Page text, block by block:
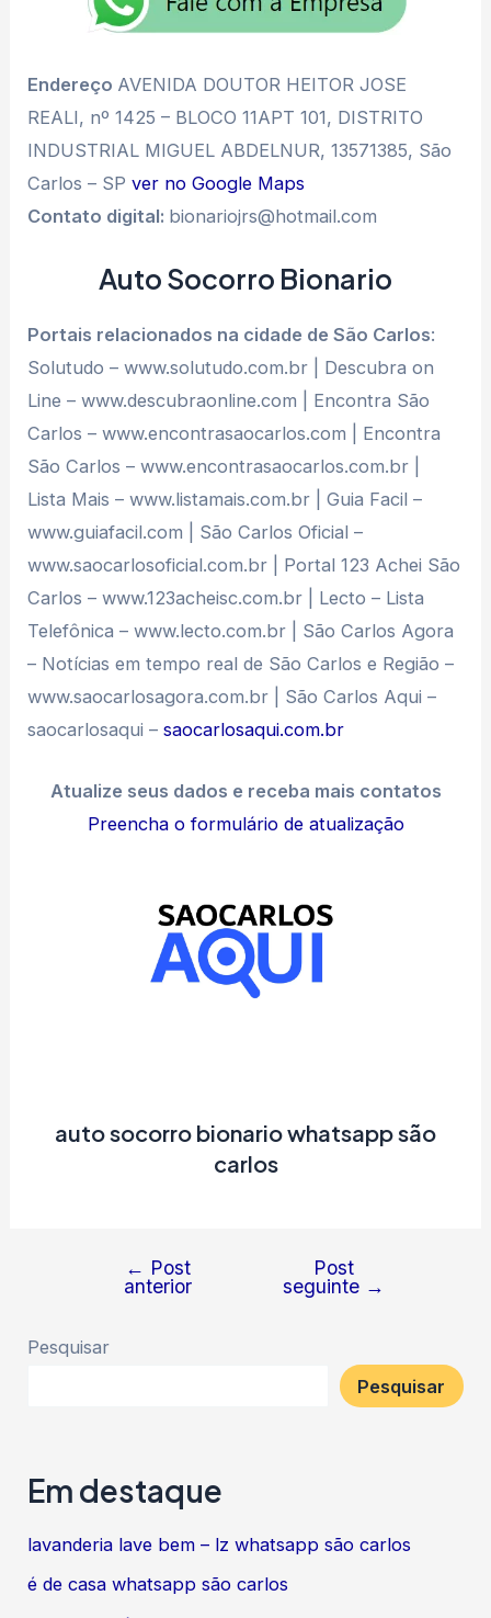
Endereço AVENIDA DOUTOR HEITOR JOSE
REALI, nº 1425 – BLOCO 11APT 101, DISTRITO
INDUSTRIAL MIGUEL ABDELNUR, 13571385, São
Carlos – SPver no Google Maps
Contato digital: bionariojrs@hotmail.com
Auto Socorro Bionario
Portais relacionados na cidade de São Carlos:
Solutudo – www.solutudo.com.br | Descubra on
Line – www.descubraonline.com | Encontra São
Carlos – www.encontrasaocarlos.com | Encontra
São Carlos – www.encontrasaocarlos.com.br |
Lista Mais – www.listamais.com.br | Guia Facil –
www.guiafacil.com | São Carlos Oficial –
www.saocarlosoficial.com.br | Portal 123 Achei São
Carlos – www.123acheisc.com.br | Lecto – Lista
Telefônica – www.lecto.com.br | São Carlos Agora
– Notícias em tempo real de São Carlos e Região –
www.saocarlosagora.com.br | São Carlos Aqui –
saocarlosaqui –saocarlosaqui.com.br
Atualize seus dados e receba mais contatos
Preencha o formulário de atualização
auto socorro bionario whatsapp são
carlos
Navegação
Post
← Post
anterior
Post
seguinte →
Pesquisar
Pesquisar
Em destaque
lavanderia lave bem – lz whatsapp são carlos
é de casa whatsapp são carlos